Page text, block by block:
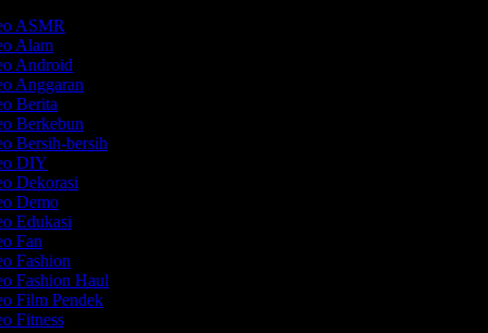
ASMR
Alam
Android
Anggaran
Berita
Berkebun
Bersih-bersih
DIY
Dekorasi
Demo
Edukasi
Fan
Fashion
Fashion Haul
Film Pendek
Fitness